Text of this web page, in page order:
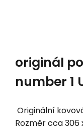
originál
number 1
Originální
Rozměr cca 306